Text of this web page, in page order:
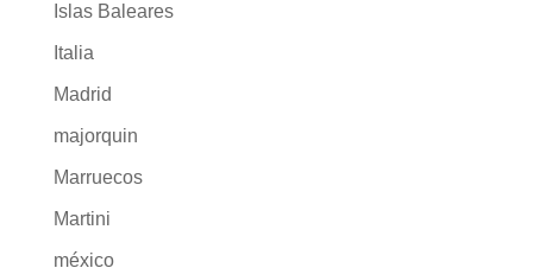
Islas Baleares
Italia
Madrid
majorquin
Marruecos
Martini
méxico